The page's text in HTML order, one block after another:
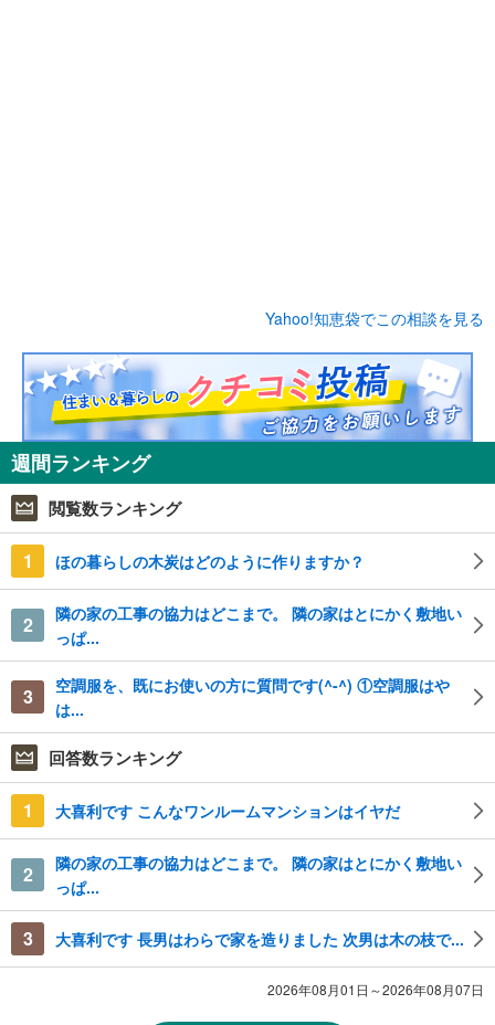
Yahoo!知恵袋でこの相談を見る
週間ランキング
閲覧数ランキング
1 ほの暮らしの木炭はどのように作りますか？
2
隣の家の工事の協力はどこまで。 隣の家はとにかく敷地い
っぱ...
3
空調服を、既にお使いの方に質問です(^-^) ①空調服はや
は...
回答数ランキング
1 大喜利です こんなワンルームマンションはイヤだ
2
隣の家の工事の協力はどこまで。 隣の家はとにかく敷地い
っぱ...
3 大喜利です 長男はわらで家を造りました 次男は木の枝で...
2026年08月01日～2026年08月07日